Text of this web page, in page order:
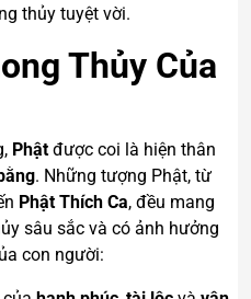
thủy tuyệt vời.
Thủy Của
Phậtđược coi là hiện thân
. Những tượng Phật, từ
Phật Thích Ca, đều mang
sâu sắc và có ảnh hưởng
con người: